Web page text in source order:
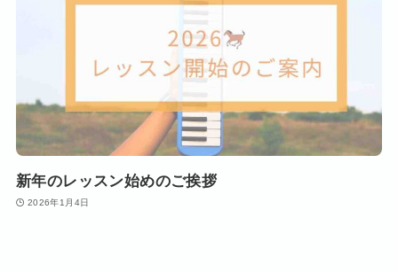
新年のレッスン始めのご挨拶
2026年1月4日